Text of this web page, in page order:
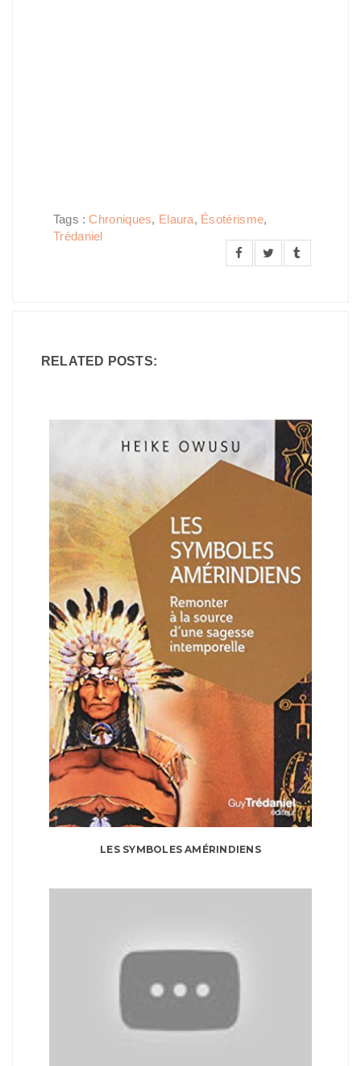
Tags :Chroniques, Elaura, Ésotérisme,
Trédaniel
RELATED POSTS:
LES SYMBOLES AMÉRINDIENS